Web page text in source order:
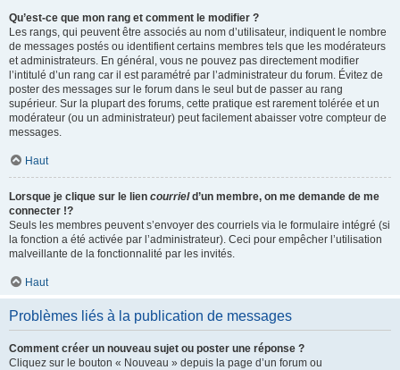
Qu’est-ce que mon rang et comment le modifier ?
Les rangs, qui peuvent être associés au nom d’utilisateur, indiquent le nombre
de messages postés ou identifient certains membres tels que les modérateurs
et administrateurs. En général, vous ne pouvez pas directement modifier
l’intitulé d’un rang car il est paramétré par l’administrateur du forum. Évitez de
poster des messages sur le forum dans le seul but de passer au rang
supérieur. Sur la plupart des forums, cette pratique est rarement tolérée et un
modérateur (ou un administrateur) peut facilement abaisser votre compteur de
messages.
Haut
Lorsque je clique sur le lien courrield’un membre, on me demande de me
connecter !?
Seuls les membres peuvent s’envoyer des courriels via le formulaire intégré (si
la fonction a été activée par l’administrateur). Ceci pour empêcher l’utilisation
malveillante de la fonctionnalité par les invités.
Haut
Problèmes liés à la publication de messages
Comment créer un nouveau sujet ou poster une réponse ?
Cliquez sur le bouton « Nouveau » depuis la page d’un forum ou